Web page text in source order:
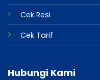
Cek Resi
Cek Tarif
Hubungi Kami